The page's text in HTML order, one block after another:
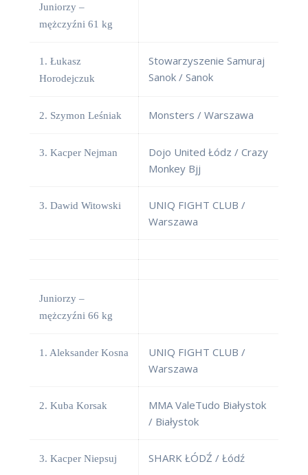
Juniorzy –
mężczyźni 61 kg
1. Łukasz
Horodejczuk
Stowarzyszenie Samuraj
Sanok / Sanok
2. Szymon Leśniak Monsters / Warszawa
3. Kacper Nejman
Dojo United Łódz / Crazy
Monkey Bjj
3. Dawid Witowski
UNIQ FIGHT CLUB /
Warszawa
Juniorzy –
mężczyźni 66 kg
1. Aleksander Kosna
UNIQ FIGHT CLUB /
Warszawa
2. Kuba Korsak
MMA ValeTudo Białystok
/ Białystok
3. Kacper Niepsuj SHARK ŁÓDŹ / Łódź